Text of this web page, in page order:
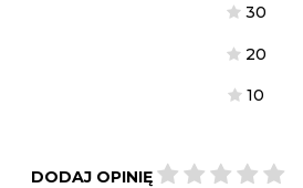
30
20
10
DODAJ OPINIĘ